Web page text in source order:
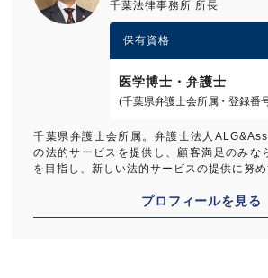
千葉法律事務所 所長
保有資格
医学博士・弁護士
(千葉県弁護士会所属・登録番
千葉県弁護士会所属。弁護士法人
の法的サービスを提供し、顧客満足のみな
を目指し、新しい法的サービスの提供に努め
プロフィールを見る